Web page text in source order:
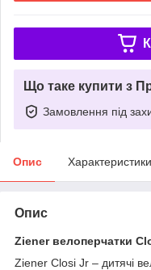
Що таке купити з
Замовлення під
Опис Характеристики
Опис
Ziener велоперчатки
Ziener Closi Jr – дитячі